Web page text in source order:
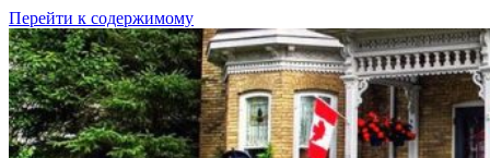
Перейти к содержимому